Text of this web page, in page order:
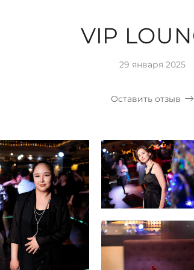
VIP
29 января 2025
Оставить отзыв